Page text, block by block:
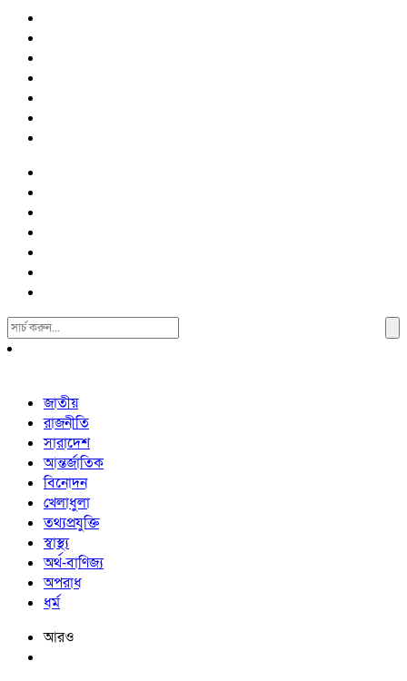
Search
For:
জাতীয়
রাজনীতি
সারাদেশ
আন্তর্জাতিক
বিনোদন
খেলাধুলা
তথ্যপ্রযুক্তি
স্বাস্থ্য
অর্থ-বাণিজ্য
অপরাধ
ধর্ম
আরও